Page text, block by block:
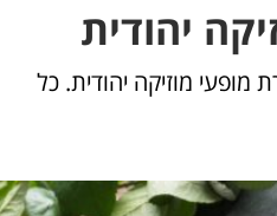
יהודית
מוזיקה יהודית. כל